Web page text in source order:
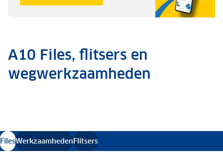
A10 Files, flitsers en
wegwerkzaamheden
.
Verkeersinformatie bijgewerkt
FilesWerkzaamhedenFlitsers